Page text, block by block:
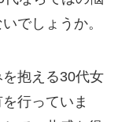
でしょうか。
抱える30代女
行っていま